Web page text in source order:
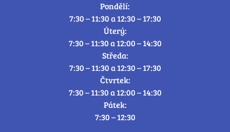
Pondělí:
7:30 – 11:30 a 12:30 – 17:30
Úterý:
7:30 – 11:30 a 12:00 – 14:30
Středa:
7:30 – 11:30 a 12:30 – 17:30
Čtvrtek:
7:30 – 11:30 a 12:00 – 14:30
Pátek:
7:30 – 12:30